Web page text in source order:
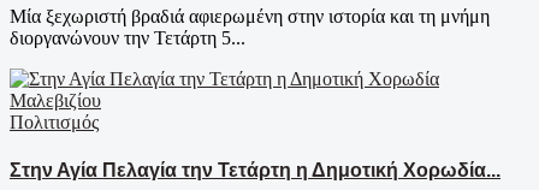
Μία ξεχωριστή βραδιά αφιερωμένη στην ιστορία και τη μνήμη
διοργανώνουν την Τετάρτη 5...
Πολιτισμός
Στην Αγία Πελαγία την Τετάρτη η Δημοτική Χορωδία...